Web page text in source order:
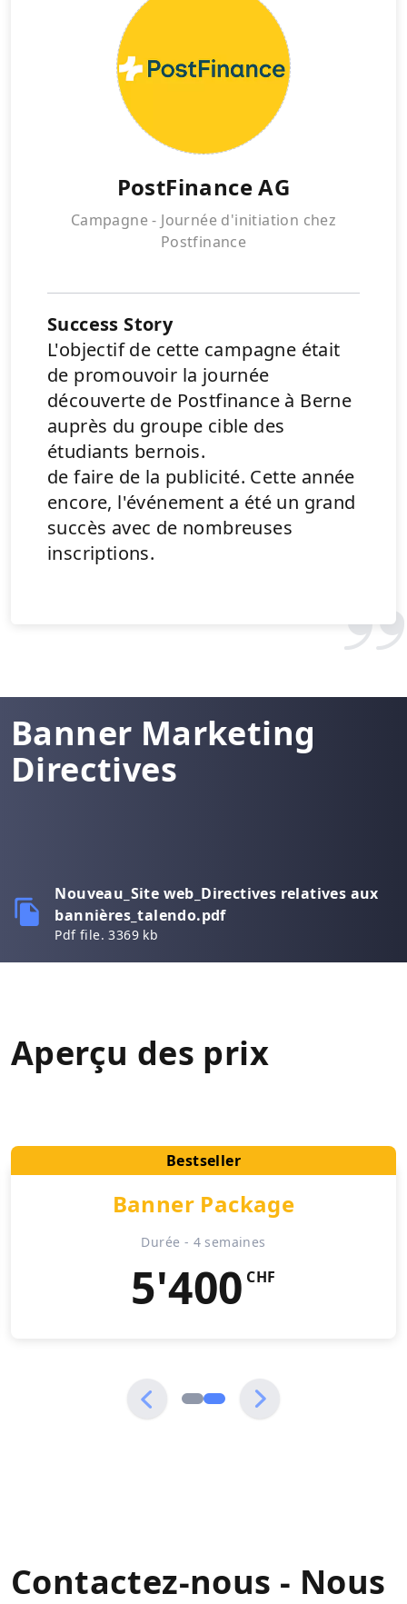
PostFinance AG
Campagne - Journée d'initiation chez
Postfinance
Success Story
L'objectif de cette campagne était
de promouvoir la journée
découverte de Postfinance à Berne
auprès du groupe cible des
étudiants bernois.
de faire de la publicité. Cette année
encore, l'événement a été un grand
succès avec de nombreuses
inscriptions.
Banner Marketing
Directives
Nouveau_Site web_Directives relatives aux
bannières_talendo.pdf
Pdf file. 3369 kb
Aperçu des prix
Bestseller
Banner Package
Durée - 4 semaines
5'400 CHF
Contactez-nous - Nous